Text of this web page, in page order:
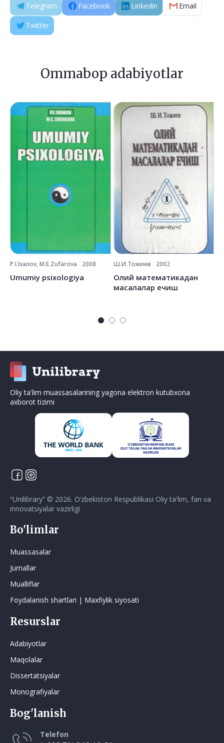
Telegram Facebook Linkedin Email
Twitter
Ommabop adabiyotlar
P.I.Ivanov, M.E.Zufarova 2008
Umumiy psixologiya
Ш.И.Тожиев 2002
Олий математикадан
масалалар ечиш
Bog'lanish
Telefon
Bo'limlar
Muassasalar
Jurnallar
Mualliflar
Foydalanish shartlari | Maxfiylik siyosati
Resurslar
Adabiyotlar
Maqolalar
Dissertatsiyalar
Monografiyalar
Oliy ta'lim muassasalarining yagona elektron kutubxona
axborot tizimi
“Unilibrary” © 2026. O‘zbekiston Respublikasi Oliy ta'lim, fan va
innovatsiyalar vazirligi